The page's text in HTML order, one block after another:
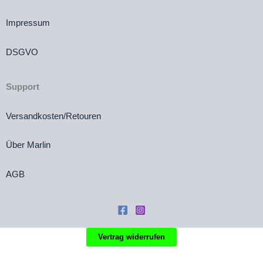
Impressum
DSGVO
Support
Versandkosten/Retouren
Über Marlin
AGB
Vertrag widerrufen